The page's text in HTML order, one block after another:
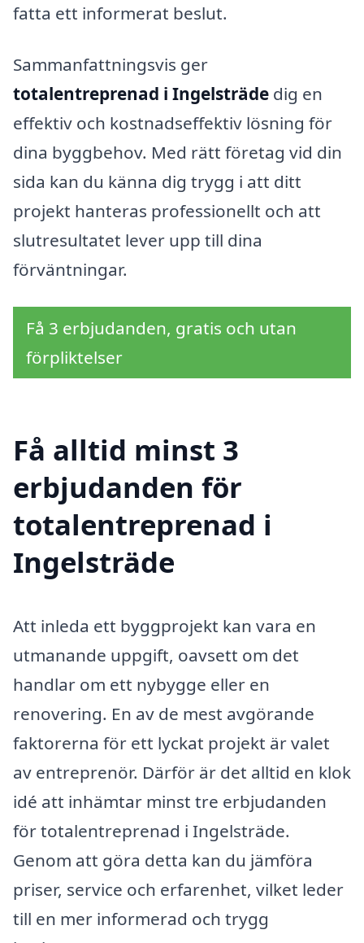
fatta ett informerat beslut.
Sammanfattningsvis ger
totalentreprenad i Ingelsträde dig en
effektiv och kostnadseffektiv lösning för
dina byggbehov. Med rätt företag vid din
sida kan du känna dig trygg i att ditt
projekt hanteras professionellt och att
slutresultatet lever upp till dina
förväntningar.
Få 3 erbjudanden, gratis och utan
förpliktelser
Få alltid minst 3
erbjudanden för
totalentreprenad i
Ingelsträde
Att inleda ett byggprojekt kan vara en
utmanande uppgift, oavsett om det
handlar om ett nybygge eller en
renovering. En av de mest avgörande
faktorerna för ett lyckat projekt är valet
av entreprenör. Därför är det alltid en klok
idé att inhämtar minst tre erbjudanden
för totalentreprenad i Ingelsträde.
Genom att göra detta kan du jämföra
priser, service och erfarenhet, vilket leder
till en mer informerad och trygg